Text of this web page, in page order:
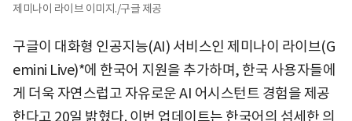
제미나이 라이브 이미지./구글 제공
구글이 대화형 인공지능(AI) 서비스인 제미나이 라이브(G
emini Live)*에 한국어 지원을 추가하며, 한국 사용자들에
게 더욱 자연스럽고 자유로운 AI 어시스턴트 경험을 제공
한다고 20일 밝혔다. 이번 업데이트는 한국어의 섬세한 의